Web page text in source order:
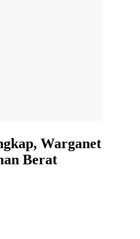
Warganet
Berat